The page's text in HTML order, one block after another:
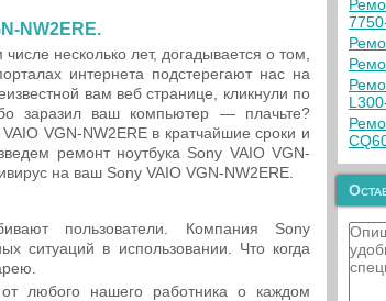
NW2ERE.
несколько лет, догадывается о том,
интернета подстерегают нас на
вам веб странице, кликнули по
заразил ваш компьютер — плачьте?
VGN-NW2ERE в кратчайшие сроки и
ремонт ноутбука Sony VAIO VGN-
на ваш Sony VAIO VGN-NW2ERE.
пользователи. Компания Sony
ситуаций в использовании. Что когда
любого нашего работника о каждом